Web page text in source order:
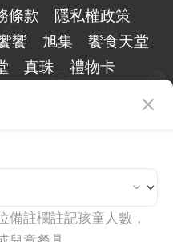
備註欄註記孩童人數，
條款
隱私權政策
饗 旭集
饗食天堂
真珠 禮物卡
（國定假日除外）